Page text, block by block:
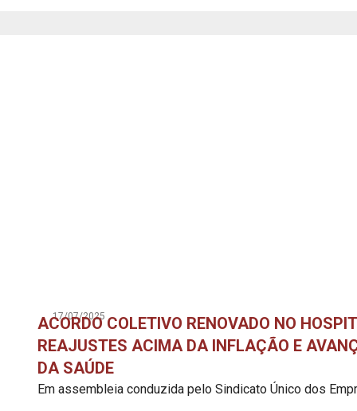
17/07/2025
ACORDO COLETIVO RENOVADO NO
REAJUSTES ACIMA DA INFLAÇÃO E
DA SAÚDE
Em assembleia conduzida pelo Sindicato Único dos